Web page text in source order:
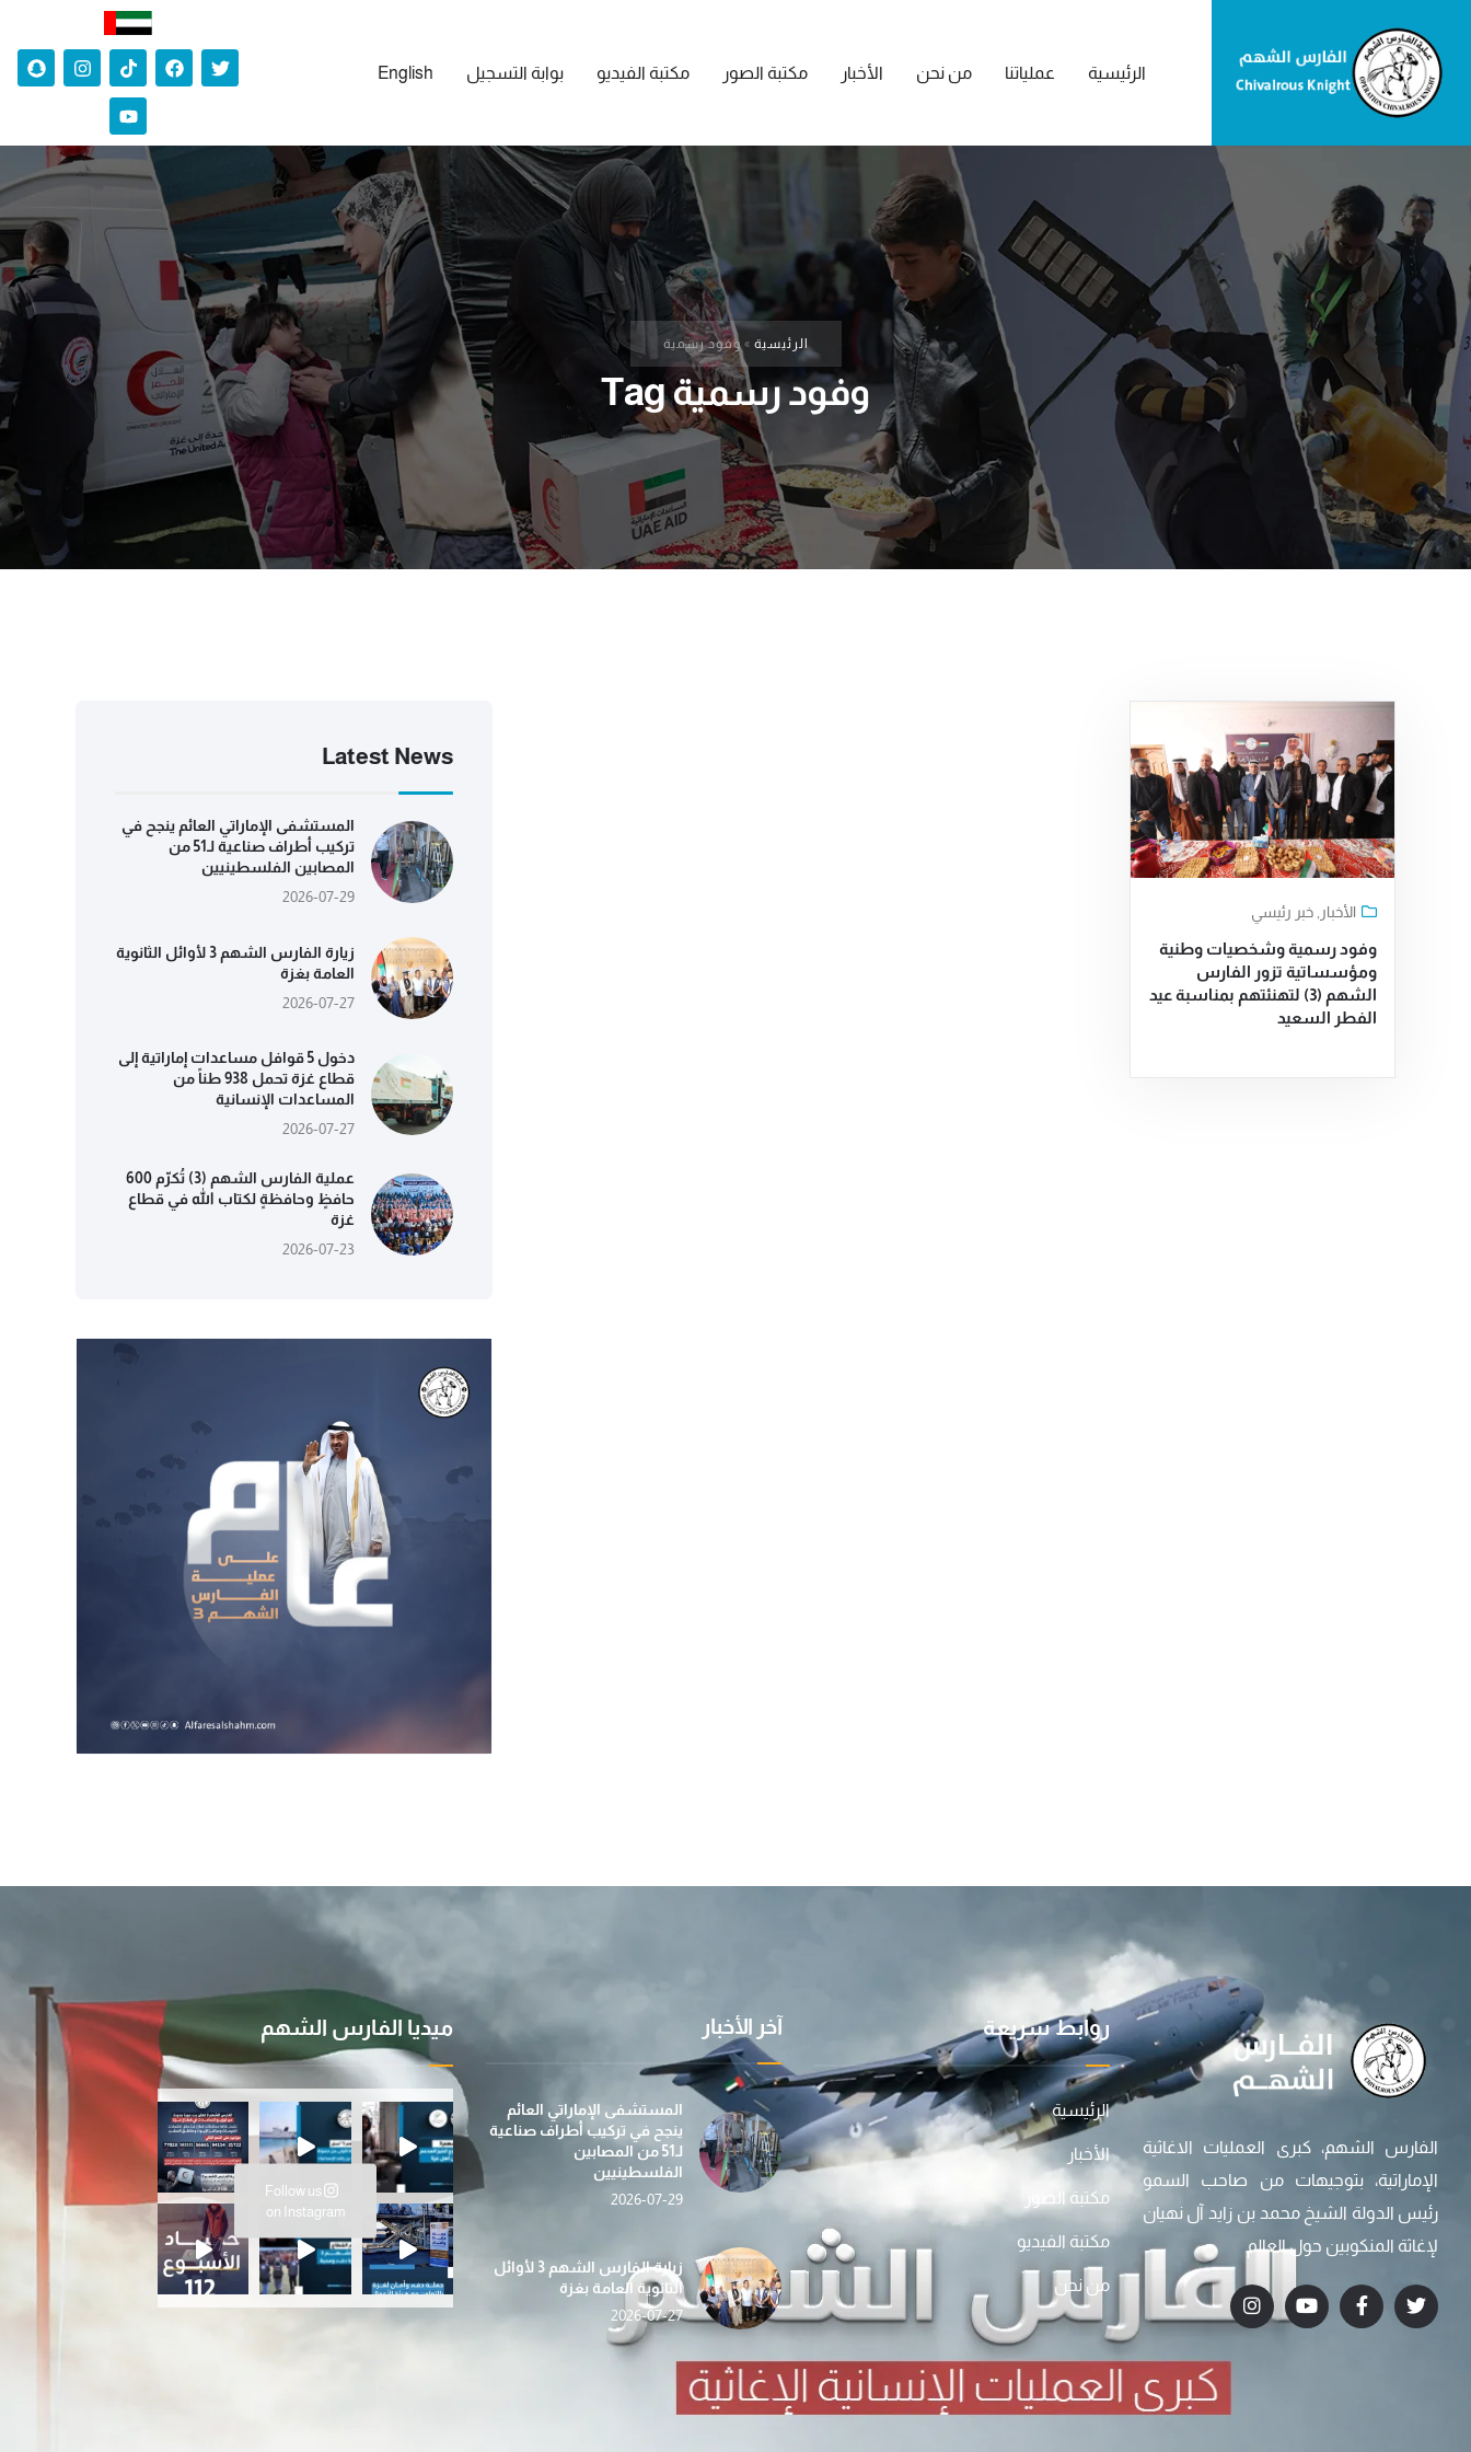
الرئيسية عملياتنا من نحن الأخبار مكتبة الصور مكتبة الفيديو بوابة التسجيل English
الرئيسية »وفود رسمية
وفود رسمية Tag
الأخبار خبر رئيسي
وفود رسمية وشخصيات وطنية
ومؤسساتية تزور الفارس
الشهم (3) لتهنئتهم بمناسبة عيد
الفطر السعيد
Latest News
المستشفى الإماراتي العائم ينجح في
تركيب أطراف صناعية لـ51 من
المصابين الفلسطينيين
2026-07-29
زيارة الفارس الشهم 3 لأوائل الثانوية
العامة بغزة
2026-07-27
دخول 5 قوافل مساعدات إماراتية إلى
قطاع غزة تحمل 938 طناً من
المساعدات الإنسانية
2026-07-27
عملية الفارس الشهم (3) تُكرّم 600
حافظٍ وحافظةٍ لكتاب الله في قطاع
غزة
2026-07-23
الفارس الشهم، كبرى العمليات الاغاثية
الإماراتية، بتوجيهات من صاحب السمو
رئيس الدولة الشيخ محمد بن زايد آل نهيان
لإغاثة المنكوبين حول العالم
روابط سريعة
الرئيسية
الأخبار
مكتبة الصور
مكتبة الفيديو
من نحن
آخر الأخبار
المستشفى الإماراتي العائم
ينجح في تركيب أطراف صناعية
لـ51 من المصابين
الفلسطينيين
2026-07-29
زيارة الفارس الشهم 3 لأوائل
الثانوية العامة بغزة
2026-07-27
ميديا الفارس الشهم
بمساهمة من مؤسسة صقر بن محمد القاسمي، تطلق عملية ا
عملية "الفارس الشهم 3" تسيّر إلى غزة الدفعة الأولىفي إطار جهودها الإنسانية المتواصلة…عملية الفارس ال
ضمن مبادرة “دفء ومحبة”... عملية الفارس الشهم 3، ت
حصاد الأسبوع (112) … أنشطة إغاثية ومساعدات شاملة ت
Follow us
on Instagram